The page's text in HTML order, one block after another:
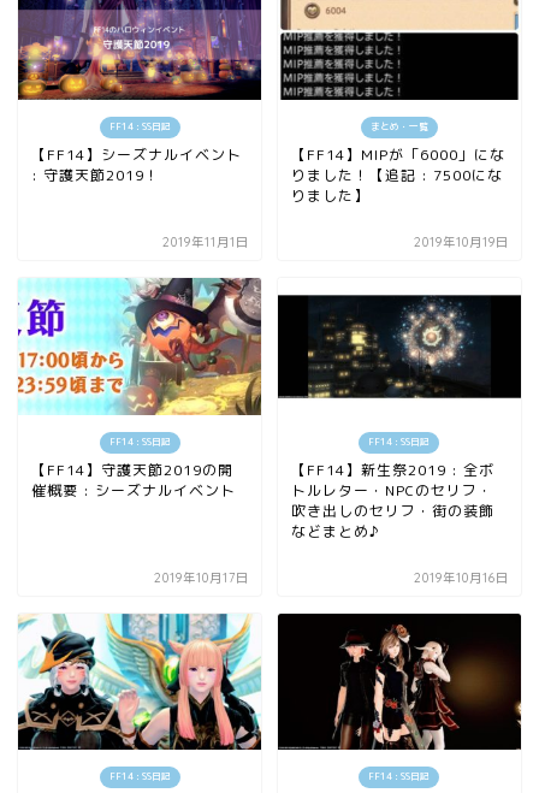
FF14 : SS日記
【FF14】シーズナルイベント
: 守護天節2019！
2019年11月1日
まとめ・一覧
【FF14】MIPが「6000」にな
りました！【追記 : 7500にな
りました】
2019年10月19日
FF14 : SS日記
【FF14】守護天節2019の開
催概要 : シーズナルイベント
2019年10月17日
FF14 : SS日記
【FF14】新生祭2019 : 全ボ
トルレター・NPCのセリフ・
吹き出しのセリフ・街の装飾
などまとめ♪
2019年10月16日
FF14 : SS日記 FF14 : SS日記